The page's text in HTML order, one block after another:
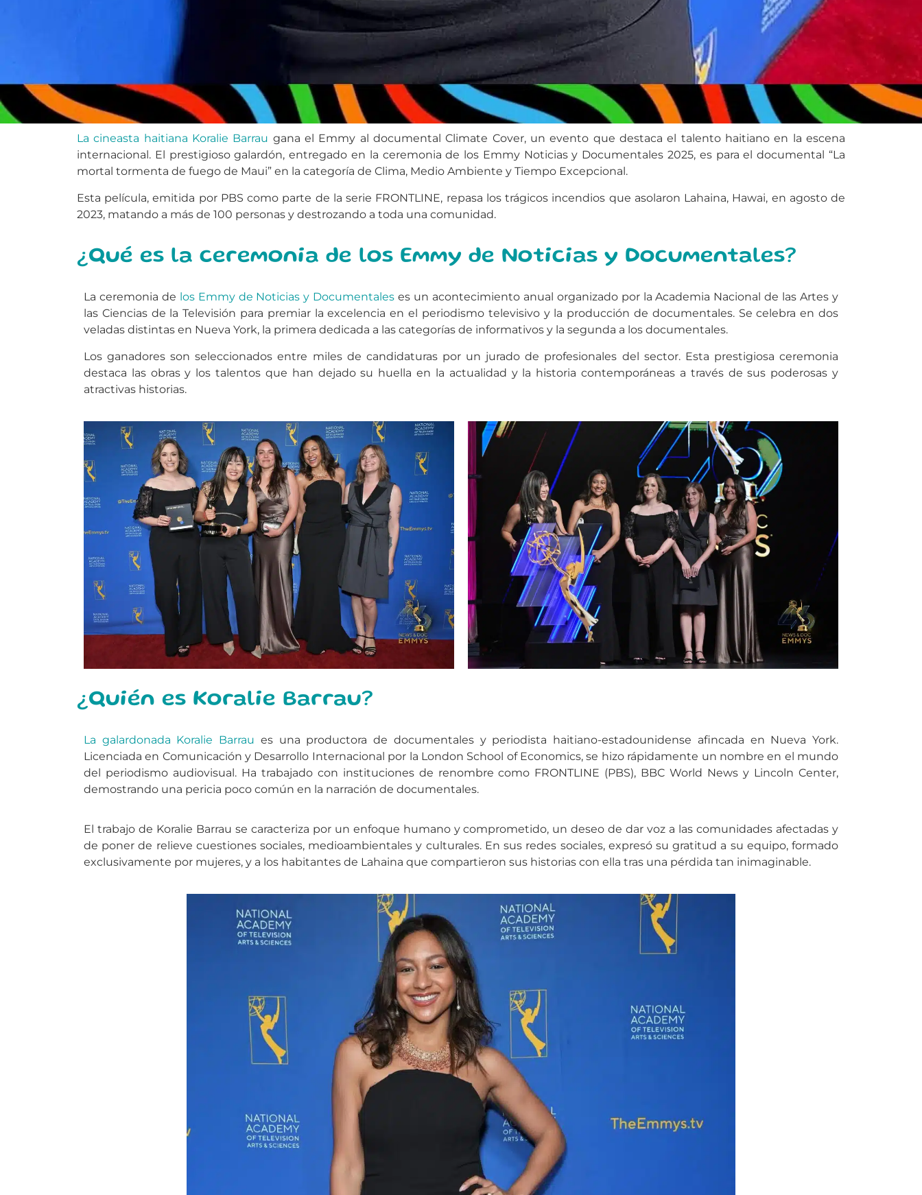
La cineasta haitiana Koralie Barrau gana el Emmy al documental Climate Cover, un evento que destaca el talento haitiano en la escena
internacional. El prestigioso galardón, entregado en la ceremonia de los Emmy Noticias y Documentales 2025, es para el documental “La
mortal tormenta de fuego de Maui” en la categoría de Clima, Medio Ambiente y Tiempo Excepcional.
Esta película, emitida por PBS como parte de la serie FRONTLINE, repasa los trágicos incendios que asolaron Lahaina, Hawai, en agosto de
2023, matando a más de 100 personas y destrozando a toda una comunidad.
¿Qué es la ceremonia de los Emmy de Noticias y Documentales?
La ceremonia de los Emmy de Noticias y Documentales es un acontecimiento anual organizado por la Academia Nacional de las Artes y
las Ciencias de la Televisión para premiar la excelencia en el periodismo televisivo y la producción de documentales. Se celebra en dos
veladas distintas en Nueva York, la primera dedicada a las categorías de informativos y la segunda a los documentales.
Los ganadores son seleccionados entre miles de candidaturas por un jurado de profesionales del sector. Esta prestigiosa ceremonia
destaca las obras y los talentos que han dejado su huella en la actualidad y la historia contemporáneas a través de sus poderosas y
atractivas historias.
¿Quién es Koralie Barrau?
La galardonada Koralie Barrau es una productora de documentales y periodista haitiano-estadounidense afincada en Nueva York.
Licenciada en Comunicación y Desarrollo Internacional por la London School of Economics, se hizo rápidamente un nombre en el mundo
del periodismo audiovisual. Ha trabajado con instituciones de renombre como FRONTLINE (PBS), BBC World News y Lincoln Center,
demostrando una pericia poco común en la narración de documentales.
El trabajo de Koralie Barrau se caracteriza por un enfoque humano y comprometido, un deseo de dar voz a las comunidades afectadas y
de poner de relieve cuestiones sociales, medioambientales y culturales. En sus redes sociales, expresó su gratitud a su equipo, formado
exclusivamente por mujeres, y a los habitantes de Lahaina que compartieron sus historias con ella tras una pérdida tan inimaginable.